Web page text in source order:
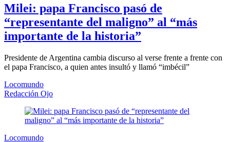
Milei: papa Francisco pasó de
“representante del maligno” al “más
importante de la historia”
Presidente de Argentina cambia discurso al verse frente a frente con
el papa Francisco, a quien antes insultó y llamó “imbécil”
Locomundo
Redacción Ojo
Locomundo